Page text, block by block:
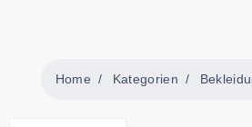
Home Kategorien